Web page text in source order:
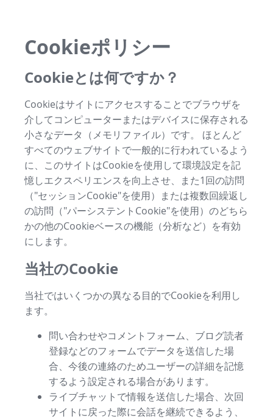
Cookieポリシー
Cookieとは何ですか？
Cookieはサイトにアクセスすることでブラウザを
介してコンピューターまたはデバイスに保存される
小さなデータ（メモリファイル）です。 ほとんど
すべてのウェブサイトで一般的に行われているよう
に、このサイトはCookieを使用して環境設定を記
憶しエクスペリエンスを向上させ、また1回の訪問
（"セッションCookie"を使用）または複数回繰返し
の訪問（"パーシステントCookie"を使用）のどちら
かの他のCookieベースの機能（分析など）を有効
にします。
当社のCookie
当社ではいくつかの異なる目的でCookieを利用し
ます。
問い合わせやコメントフォーム、ブログ読者
登録などのフォームでデータを送信した場
合、今後の連絡のためユーザーの詳細を記憶
するよう設定される場合があります。
ライブチャットで情報を送信した場合、次回
サイトに戻った際に会話を継続できるよう、